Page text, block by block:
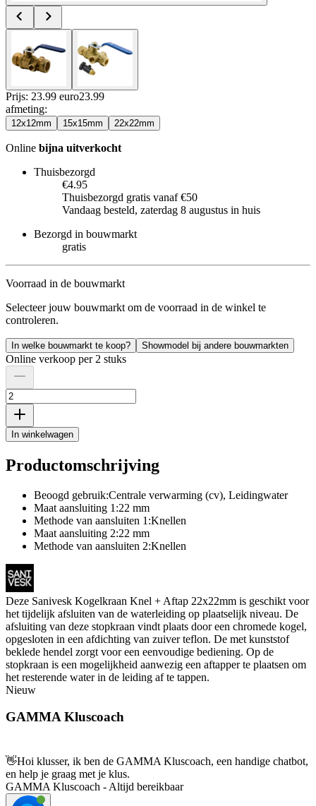
Prijs: 23.99 euro23.99
afmeting:
12x12mm 15x15mm 22x22mm
Online bijna uitverkocht
Thuisbezorgd
€4.95
Thuisbezorgd gratis vanaf €50
Vandaag besteld, zaterdag 8 augustus in huis
Bezorgd in bouwmarkt
gratis
Voorraad in de bouwmarkt
Selecteer jouw bouwmarkt om de voorraad in de winkel te
controleren.
In welke bouwmarkt te koop? Showmodel bij andere bouwmarkten
Online verkoop per 2 stuks
In winkelwagen
Productomschrijving
Beoogd gebruik:Centrale verwarming (cv), Leidingwater
Maat aansluiting 1:22 mm
Methode van aansluiten 1:Knellen
Maat aansluiting 2:22 mm
Methode van aansluiten 2:Knellen
Deze Sanivesk Kogelkraan Knel + Aftap 22x22mm is geschikt voor
het tijdelijk afsluiten van de waterleiding op plaatselijk niveau. De
afsluiting van deze stopkraan vindt plaats door een chromede kogel,
opgesloten in een afdichting van zuiver teflon. De met kunststof
beklede hendel zorgt voor een eenvoudige bediening. Op de
stopkraan is een mogelijkheid aanwezig een aftapper te plaatsen om
het resterende water in de leiding af te tappen.
Nieuw
GAMMA Kluscoach
👋Hoi klusser, ik ben de GAMMA Kluscoach, een handige chatbot,
en help je graag met je klus.
GAMMA Kluscoach - Altijd bereikbaar